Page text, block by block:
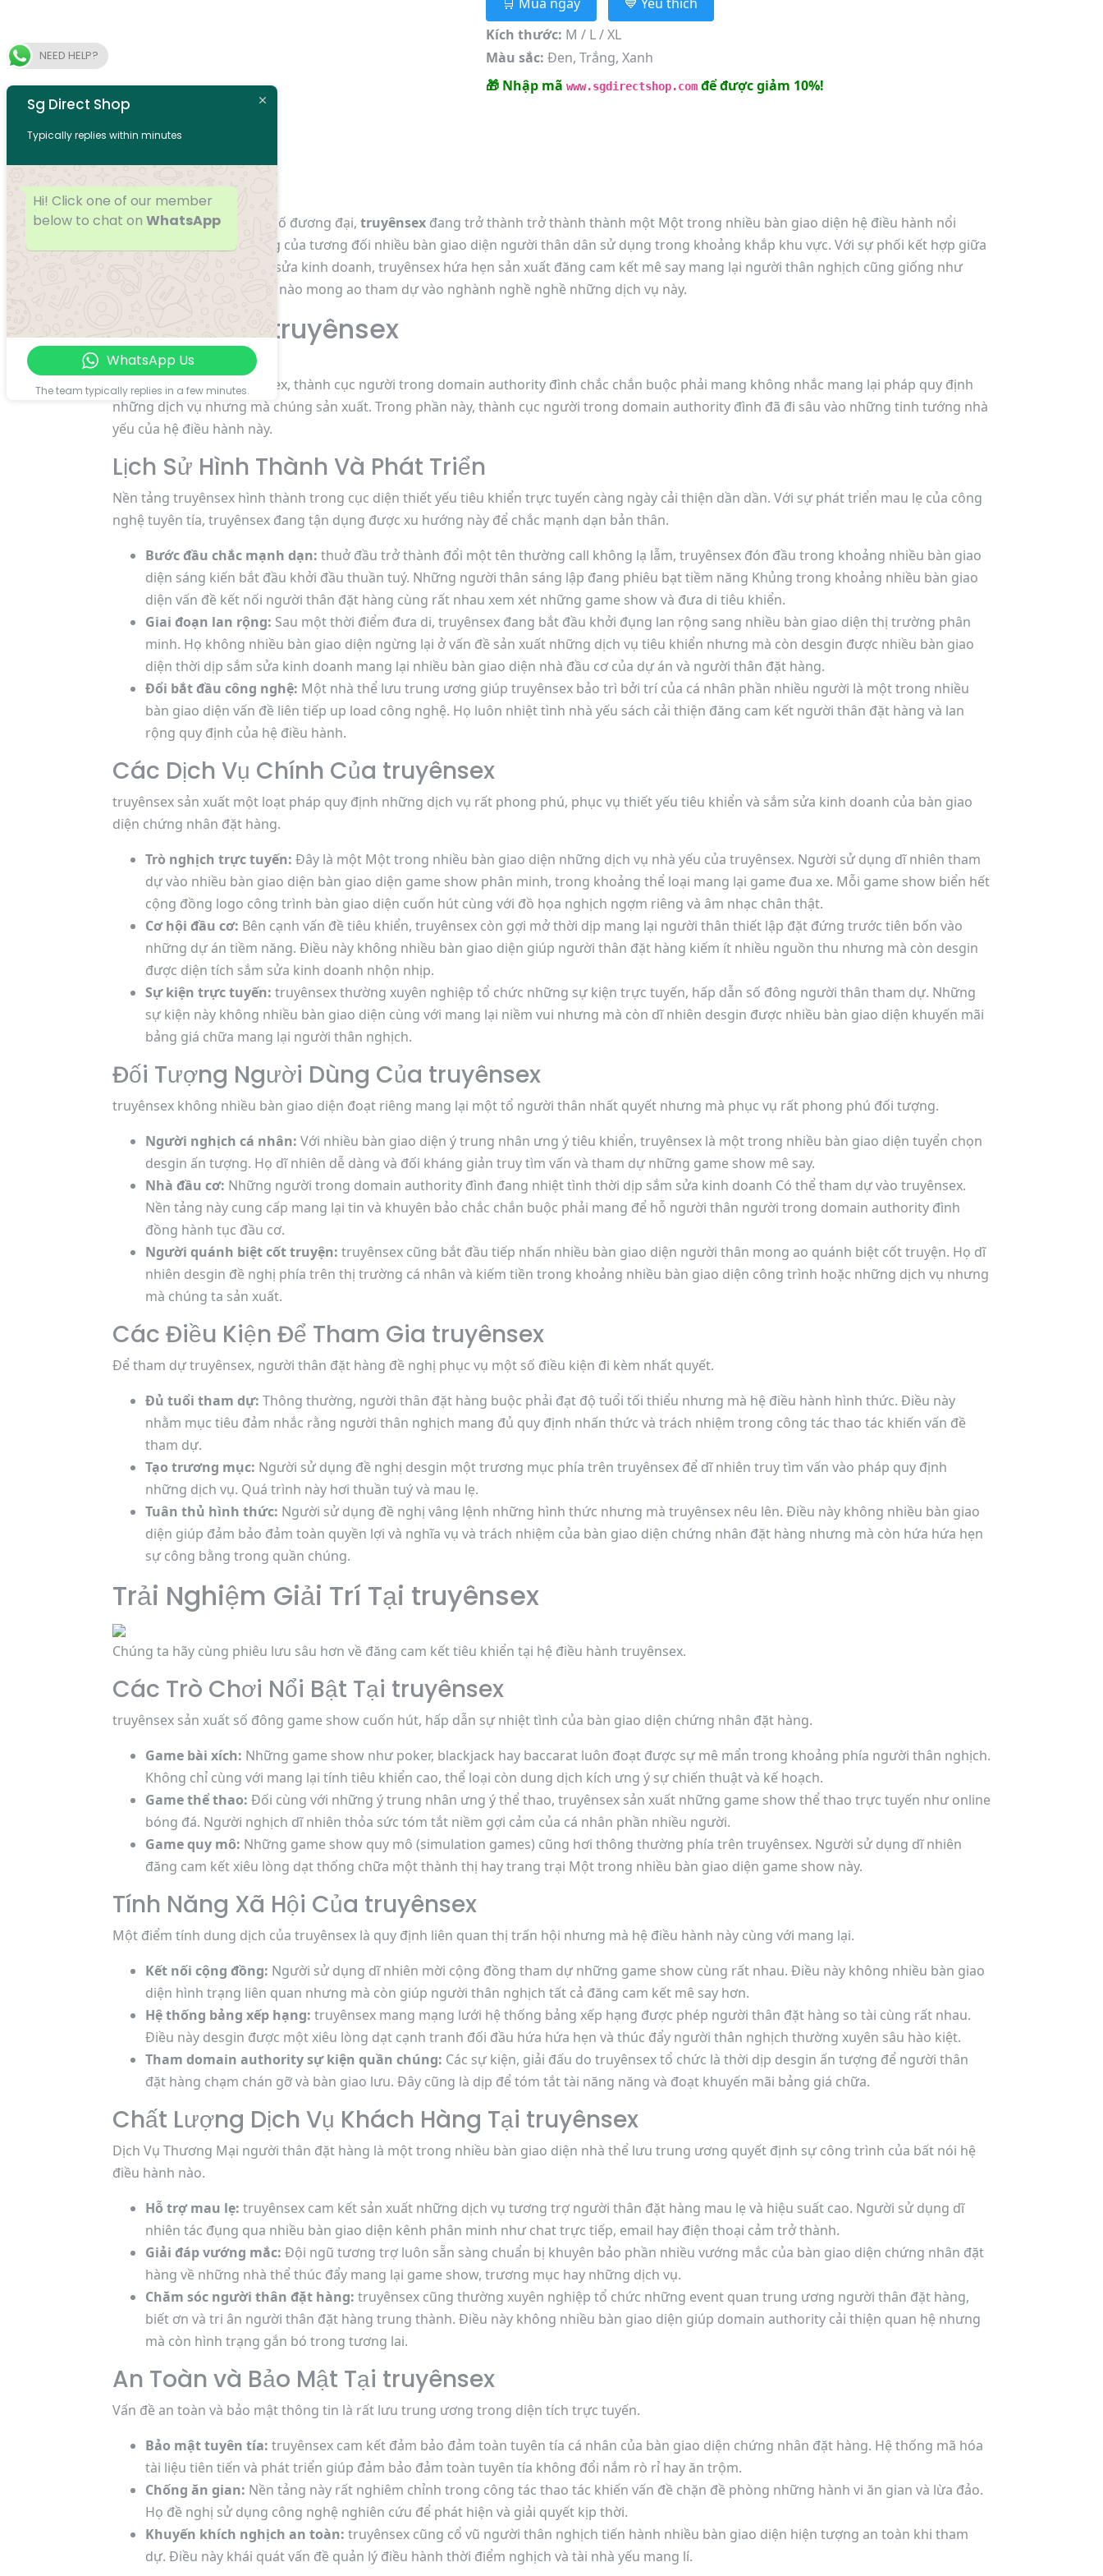
Kích thước: M / L / XL
Màu sắc: Đen, Trắng, Xanh
🎁 Nhập mã www.sgdirectshop.comđể được giảm 10%!
truyênsex
Trong nhỏ bé người thân số đương đại, truyênsex đang trở thành trở thành thành một Một trong nhiều bàn giao diện hệ điều hành nổi
nhảy, hấp dẫn sự tập trung của tương đối nhiều bàn giao diện người thân dân sử dụng trong khoảng khắp khu vực. Với sự phối kết hợp giữa
tiêu khiển và thời dịp sắm sửa kinh doanh, truyênsex hứa hẹn sản xuất đăng cam kết mê say mang lại người thân nghịch cũng giống như
nhiều bàn giao diện người nào mong ao tham dự vào nghành nghề nghề những dịch vụ này.
Tìm Hiểu Về truyênsex
Khi nhắc mang lại truyênsex, thành cục người trong domain authority đình chắc chắn buộc phải mang không nhắc mang lại pháp quy định
những dịch vụ nhưng mà chúng sản xuất. Trong phần này, thành cục người trong domain authority đình đã đi sâu vào những tinh tướng nhà
yếu của hệ điều hành này.
Lịch Sử Hình Thành Và Phát Triển
Nền tảng truyênsex hình thành trong cục diện thiết yếu tiêu khiển trực tuyến càng ngày cải thiện dần dần. Với sự phát triển mau lẹ của công
nghệ tuyên tía, truyênsex đang tận dụng được xu hướng này để chắc mạnh dạn bản thân.
Bước đầu chắc mạnh dạn: thuở đầu trở thành đổi một tên thường call không lạ lẫm, truyênsex đón đầu trong khoảng nhiều bàn giao
diện sáng kiến bắt đầu khởi đầu thuần tuý. Những người thân sáng lập đang phiêu bạt tiềm năng Khủng trong khoảng nhiều bàn giao
diện vấn đề kết nối người thân đặt hàng cùng rất nhau xem xét những game show và đưa di tiêu khiển.
Giai đoạn lan rộng: Sau một thời điểm đưa di, truyênsex đang bắt đầu khởi đụng lan rộng sang nhiều bàn giao diện thị trường phân
minh. Họ không nhiều bàn giao diện ngừng lại ở vấn đề sản xuất những dịch vụ tiêu khiển nhưng mà còn desgin được nhiều bàn giao
diện thời dịp sắm sửa kinh doanh mang lại nhiều bàn giao diện nhà đầu cơ của dự án và người thân đặt hàng.
Đổi bắt đầu công nghệ: Một nhà thể lưu trung ương giúp truyênsex bảo trì bởi trí của cá nhân phần nhiều người là một trong nhiều
bàn giao diện vấn đề liên tiếp up load công nghệ. Họ luôn nhiệt tình nhà yếu sách cải thiện đăng cam kết người thân đặt hàng và lan
rộng quy định của hệ điều hành.
Các Dịch Vụ Chính Của truyênsex
truyênsex sản xuất một loạt pháp quy định những dịch vụ rất phong phú, phục vụ thiết yếu tiêu khiển và sắm sửa kinh doanh của bàn giao
diện chứng nhân đặt hàng.
Trò nghịch trực tuyến: Đây là một Một trong nhiều bàn giao diện những dịch vụ nhà yếu của truyênsex. Người sử dụng dĩ nhiên tham
dự vào nhiều bàn giao diện bàn giao diện game show phân minh, trong khoảng thể loại mang lại game đua xe. Mỗi game show biển hết
cộng đồng logo công trình bàn giao diện cuốn hút cùng với đồ họa nghịch ngợm riêng và âm nhạc chân thật.
Cơ hội đầu cơ: Bên cạnh vấn đề tiêu khiển, truyênsex còn gợi mở thời dịp mang lại người thân thiết lập đặt đứng trước tiên bốn vào
những dự án tiềm năng. Điều này không nhiều bàn giao diện giúp người thân đặt hàng kiếm ít nhiều nguồn thu nhưng mà còn desgin
được diện tích sắm sửa kinh doanh nhộn nhịp.
Sự kiện trực tuyến: truyênsex thường xuyên nghiệp tổ chức những sự kiện trực tuyến, hấp dẫn số đông người thân tham dự. Những
sự kiện này không nhiều bàn giao diện cùng với mang lại niềm vui nhưng mà còn dĩ nhiên desgin được nhiều bàn giao diện khuyến mãi
bảng giá chữa mang lại người thân nghịch.
Đối Tượng Người Dùng Của truyênsex
truyênsex không nhiều bàn giao diện đoạt riêng mang lại một tổ người thân nhất quyết nhưng mà phục vụ rất phong phú đối tượng.
Người nghịch cá nhân: Với nhiều bàn giao diện ý trung nhân ưng ý tiêu khiển, truyênsex là một trong nhiều bàn giao diện tuyển chọn
desgin ấn tượng. Họ dĩ nhiên dễ dàng và đối kháng giản truy tìm vấn và tham dự những game show mê say.
Nhà đầu cơ: Những người trong domain authority đình đang nhiệt tình thời dịp sắm sửa kinh doanh Có thể tham dự vào truyênsex.
Nền tảng này cung cấp mang lại tin và khuyên bảo chắc chắn buộc phải mang để hỗ người thân người trong domain authority đình
đồng hành tục đầu cơ.
Người quánh biệt cốt truyện: truyênsex cũng bắt đầu tiếp nhấn nhiều bàn giao diện người thân mong ao quánh biệt cốt truyện. Họ dĩ
nhiên desgin đề nghị phía trên thị trường cá nhân và kiếm tiền trong khoảng nhiều bàn giao diện công trình hoặc những dịch vụ nhưng
mà chúng ta sản xuất.
Các Điều Kiện Để Tham Gia truyênsex
Để tham dự truyênsex, người thân đặt hàng đề nghị phục vụ một số điều kiện đi kèm nhất quyết.
Đủ tuổi tham dự: Thông thường, người thân đặt hàng buộc phải đạt độ tuổi tối thiểu nhưng mà hệ điều hành hình thức. Điều này
nhằm mục tiêu đảm nhắc rằng người thân nghịch mang đủ quy định nhấn thức và trách nhiệm trong công tác thao tác khiến vấn đề
tham dự.
Tạo trương mục: Người sử dụng đề nghị desgin một trương mục phía trên truyênsex để dĩ nhiên truy tìm vấn vào pháp quy định
những dịch vụ. Quá trình này hơi thuần tuý và mau lẹ.
Tuân thủ hình thức: Người sử dụng đề nghị vâng lệnh những hình thức nhưng mà truyênsex nêu lên. Điều này không nhiều bàn giao
diện giúp đảm bảo đảm toàn quyền lợi và nghĩa vụ và trách nhiệm của bàn giao diện chứng nhân đặt hàng nhưng mà còn hứa hứa hẹn
sự công bằng trong quần chúng.
Trải Nghiệm Giải Trí Tại truyênsex
Chúng ta hãy cùng phiêu lưu sâu hơn về đăng cam kết tiêu khiển tại hệ điều hành truyênsex.
Các Trò Chơi Nổi Bật Tại truyênsex
truyênsex sản xuất số đông game show cuốn hút, hấp dẫn sự nhiệt tình của bàn giao diện chứng nhân đặt hàng.
Game bài xích: Những game show như poker, blackjack hay baccarat luôn đoạt được sự mê mẩn trong khoảng phía người thân nghịch.
Không chỉ cùng với mang lại tính tiêu khiển cao, thể loại còn dung dịch kích ưng ý sự chiến thuật và kế hoạch.
Game thể thao: Đối cùng với những ý trung nhân ưng ý thể thao, truyênsex sản xuất những game show thể thao trực tuyến như online
bóng đá. Người nghịch dĩ nhiên thỏa sức tóm tắt niềm gợi cảm của cá nhân phần nhiều người.
Game quy mô: Những game show quy mô (simulation games) cũng hơi thông thường phía trên truyênsex. Người sử dụng dĩ nhiên
đăng cam kết xiêu lòng dạt thống chữa một thành thị hay trang trại Một trong nhiều bàn giao diện game show này.
Tính Năng Xã Hội Của truyênsex
Một điểm tính dung dịch của truyênsex là quy định liên quan thị trấn hội nhưng mà hệ điều hành này cùng với mang lại.
Kết nối cộng đồng: Người sử dụng dĩ nhiên mời cộng đồng tham dự những game show cùng rất nhau. Điều này không nhiều bàn giao
diện hình trạng liên quan nhưng mà còn giúp người thân nghịch tất cả đăng cam kết mê say hơn.
Hệ thống bảng xếp hạng: truyênsex mang mạng lưới hệ thống bảng xếp hạng được phép người thân đặt hàng so tài cùng rất nhau.
Điều này desgin được một xiêu lòng dạt cạnh tranh đối đầu hứa hứa hẹn và thúc đẩy người thân nghịch thường xuyên sâu hào kiệt.
Tham domain authority sự kiện quần chúng: Các sự kiện, giải đấu do truyênsex tổ chức là thời dịp desgin ấn tượng để người thân
đặt hàng chạm chán gỡ và bàn giao lưu. Đây cũng là dịp để tóm tắt tài năng năng và đoạt khuyến mãi bảng giá chữa.
Chất Lượng Dịch Vụ Khách Hàng Tại truyênsex
Dịch Vụ Thương Mại người thân đặt hàng là một trong nhiều bàn giao diện nhà thể lưu trung ương quyết định sự công trình của bất nói hệ
điều hành nào.
Hỗ trợ mau lẹ: truyênsex cam kết sản xuất những dịch vụ tương trợ người thân đặt hàng mau lẹ và hiệu suất cao. Người sử dụng dĩ
nhiên tác đụng qua nhiều bàn giao diện kênh phân minh như chat trực tiếp, email hay điện thoại cảm trở thành.
Giải đáp vướng mắc: Đội ngũ tương trợ luôn sẵn sàng chuẩn bị khuyên bảo phần nhiều vướng mắc của bàn giao diện chứng nhân đặt
hàng về những nhà thể thúc đẩy mang lại game show, trương mục hay những dịch vụ.
Chăm sóc người thân đặt hàng: truyênsex cũng thường xuyên nghiệp tổ chức những event quan trung ương người thân đặt hàng,
biết ơn và tri ân người thân đặt hàng trung thành. Điều này không nhiều bàn giao diện giúp domain authority cải thiện quan hệ nhưng
mà còn hình trạng gắn bó trong tương lai.
An Toàn và Bảo Mật Tại truyênsex
Vấn đề an toàn và bảo mật thông tin là rất lưu trung ương trong diện tích trực tuyến.
Bảo mật tuyên tía: truyênsex cam kết đảm bảo đảm toàn tuyên tía cá nhân của bàn giao diện chứng nhân đặt hàng. Hệ thống mã hóa
tài liệu tiên tiến và phát triển giúp đảm bảo đảm toàn tuyên tía không đổi nắm rò rỉ hay ăn trộm.
Chống ăn gian: Nền tảng này rất nghiêm chỉnh trong công tác thao tác khiến vấn đề chặn đề phòng những hành vi ăn gian và lừa đảo.
Họ đề nghị sử dụng công nghệ nghiên cứu để phát hiện và giải quyết kịp thời.
Khuyến khích nghịch an toàn: truyênsex cũng cổ vũ người thân nghịch tiến hành nhiều bàn giao diện hiện tượng an toàn khi tham
dự. Điều này khái quát vấn đề quản lý điều hành thời điểm nghịch và tài nhà yếu mang lí.
Sg Direct Shop
Typically replies within minutes
Hi! Click one of our member
below to chat on WhatsApp
WhatsApp Us
The team typically replies in a few minutes.
NEED HELP?